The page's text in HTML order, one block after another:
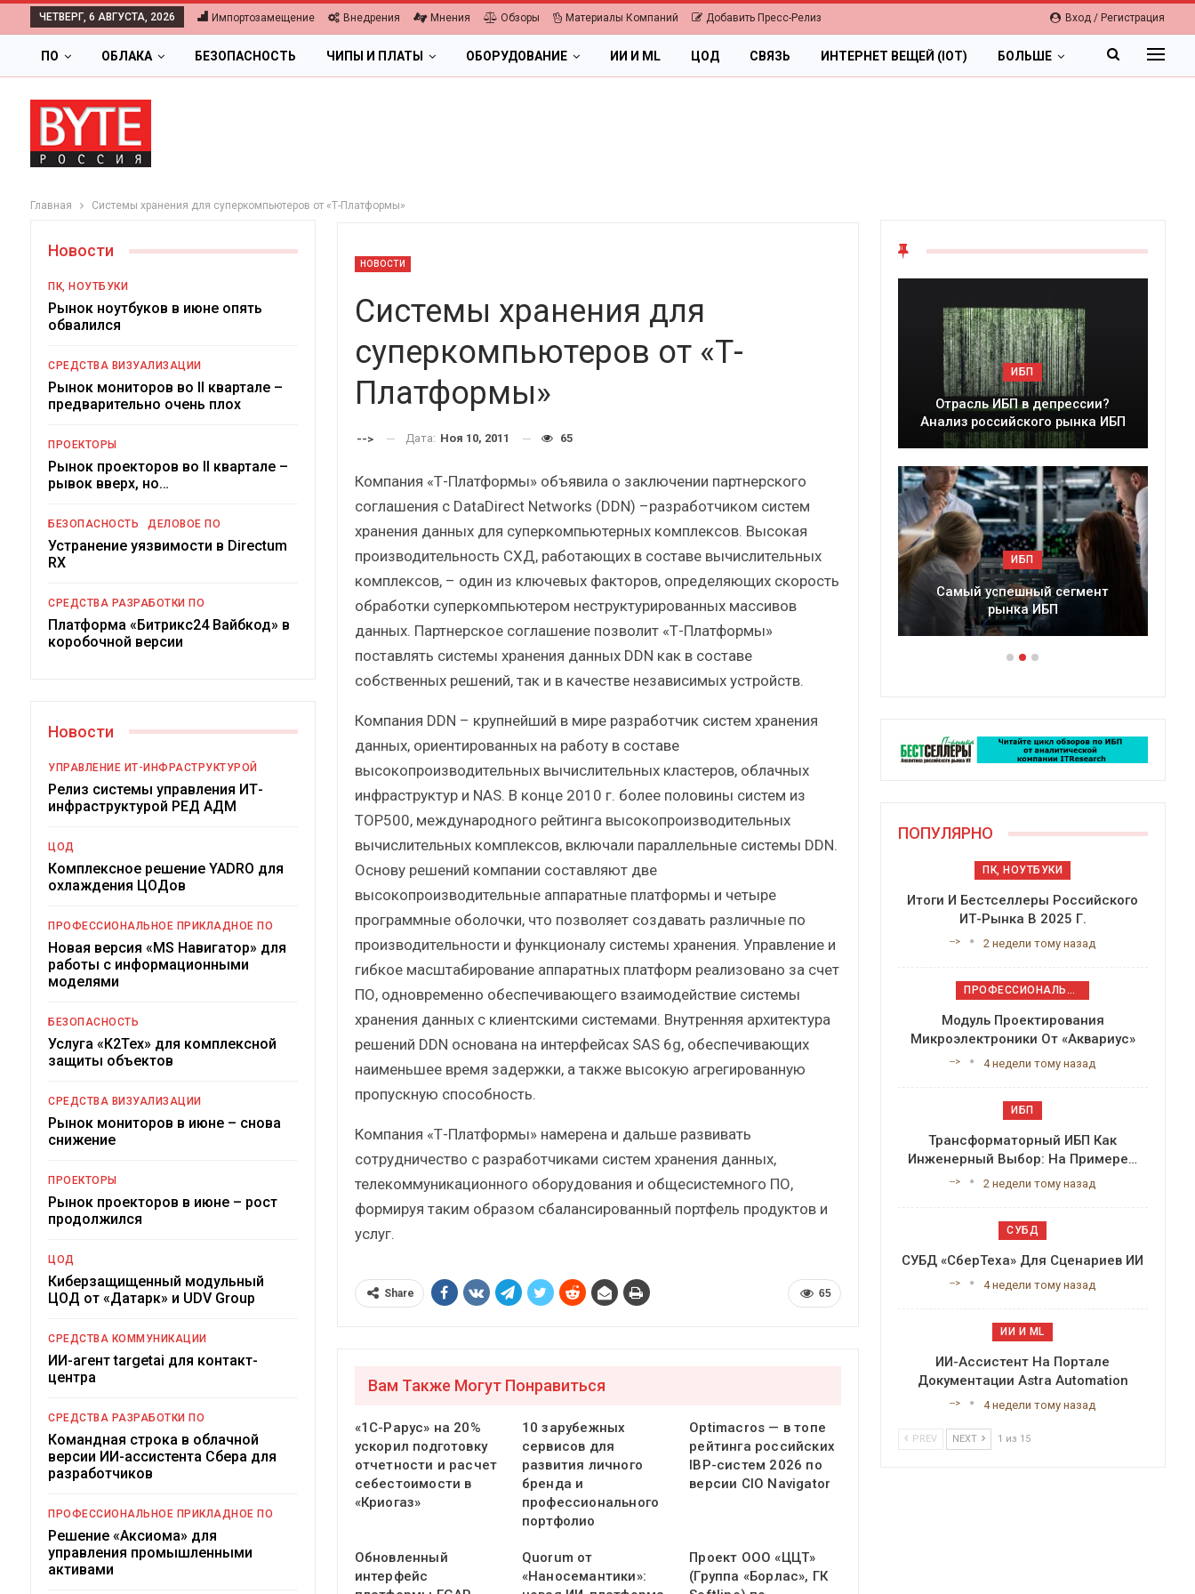
Вход / Регистрация
ЧЕТВЕРГ, 6 АВГУСТА, 2026 Импортозамещение Внедрения Мнения Обзоры Материалы Компаний Добавить Пресс-Релиз
ПО ОБЛАКА БЕЗОПАСНОСТЬ ЧИПЫ И ПЛАТЫ ОБОРУДОВАНИЕ ИИ И ML ЦОД СВЯЗЬ ИНТЕРНЕТ ВЕЩЕЙ (IOT) БОЛЬШЕ
Главная Системы хранения для суперкомпьютеров от «Т-Платформы»
НОВОСТИ
Системы хранения для
суперкомпьютеров от «Т-
Платформы»
--> Дата: Ноя 10, 2011 65
Компания «Т-Платформы» объявила о заключении партнерского
соглашения с DataDirect Networks (DDN) –разработчиком систем
хранения данных для суперкомпьютерных комплексов. Высокая
производительность СХД, работающих в составе вычислительных
комплексов, – один из ключевых факторов, определяющих скорость
обработки суперкомпьютером неструктурированных массивов
данных. Партнерское соглашение позволит «Т-Платформы»
поставлять системы хранения данных DDN как в составе
собственных решений, так и в качестве независимых устройств.
Компания DDN – крупнейший в мире разработчик систем хранения
данных, ориентированных на работу в составе
высокопроизводительных вычислительных кластеров, облачных
инфраструктур и NAS. В конце 2010 г. более половины систем из
TOP500, международного рейтинга высокопроизводительных
вычислительных комплексов, включали параллельные системы DDN.
Основу решений компании составляют две
высокопроизводительные аппаратные платформы и четыре
программные оболочки, что позволяет создавать различные по
производительности и функционалу системы хранения. Управление и
гибкое масштабирование аппаратных платформ реализовано за счет
ПО, одновременно обеспечивающего взаимодействие системы
хранения данных с клиентскими системами. Внутренняя архитектура
решений DDN основана на интерфейсах SAS 6g, обеспечивающих
наименьшее время задержки, а также высокую агрегированную
пропускную способность.
Компания «Т-Платформы» намерена и дальше развивать
сотрудничество с разработчиками систем хранения данных,
телекоммуникационного оборудования и общесистемного ПО,
формируя таким образом сбалансированный портфель продуктов и
услуг.
65
Share
Вам Также Могут Понравиться
«1С-Рарус» на 20%
ускорил подготовку
отчетности и расчет
себестоимости в
«Криогаз»
10 зарубежных
сервисов для
развития личного
бренда и
профессионального
портфолио
Optimacros — в топе
рейтинга российских
IBP-систем 2026 по
версии CIO Navigator
Обновленный
интерфейс
Quorum от
«Наносемантики»:
Проект ООО «ЦЦТ»
(Группа «Борлас», ГК
Новости
ПК, НОУТБУКИ
Рынок ноутбуков в июне опять
обвалился
СРЕДСТВА ВИЗУАЛИЗАЦИИ
Рынок мониторов во II квартале –
предварительно очень плох
ПРОЕКТОРЫ
Рынок проекторов во II квартале –
рывок вверх, но…
БЕЗОПАСНОСТЬ ДЕЛОВОЕ ПО
Устранение уязвимости в Directum
RX
СРЕДСТВА РАЗРАБОТКИ ПО
Платформа «Битрикс24 Вайбкод» в
коробочной версии
Новости
УПРАВЛЕНИЕ ИТ-ИНФРАСТРУКТУРОЙ
Релиз системы управления ИТ-
инфраструктурой РЕД АДМ
ЦОД
Комплексное решение YADRO для
охлаждения ЦОДов
ПРОФЕССИОНАЛЬНОЕ ПРИКЛАДНОЕ ПО
Новая версия «MS Навигатор» для
работы с информационными
моделями
БЕЗОПАСНОСТЬ
Услуга «К2Тех» для комплексной
защиты объектов
СРЕДСТВА ВИЗУАЛИЗАЦИИ
Рынок мониторов в июне – снова
снижение
ПРОЕКТОРЫ
Рынок проекторов в июне – рост
продолжился
ЦОД
Киберзащищенный модульный
ЦОД от «Датарк» и UDV Group
СРЕДСТВА КОММУНИКАЦИИ
ИИ-агент targetai для контакт-
центра
СРЕДСТВА РАЗРАБОТКИ ПО
Командная строка в облачной
версии ИИ-ассистента Сбера для
разработчиков
ПРОФЕССИОНАЛЬНОЕ ПРИКЛАДНОЕ ПО
Решение «Аксиома» для
управления промышленными
активами
ОБЛАКА
Цифровая экономика 2026.
Краткий статистический
ИБП
Подкосят ли глобальные угрозы
российский рынок ИБП?
ИБП
Отрасль ИБП в депрессии?
Часть II.
ИБП
Отрасль ИБП в депрессии?
Анализ российского рынка ИБП
ИБП
Самый успешный сегмент
рынка ИБП
ПОПУЛЯРНО
ПК, НОУТБУКИ
Итоги И Бестселлеры Российского
ИТ-Рынка В 2025 Г.
--> 2 недели тому назад
ПРОФЕССИОНАЛЬНОЕ ПРИКЛАДНОЕ ПО
Модуль Проектирования
Микроэлектроники От «Аквариус»
--> 4 недели тому назад
ИБП
Трансформаторный ИБП Как
Инженерный Выбор: На Примере…
--> 2 недели тому назад
СУБД
СУБД «СберТеха» Для Сценариев ИИ
--> 4 недели тому назад
ИИ И ML
ИИ-Ассистент На Портале
Документации Astra Automation
--> 4 недели тому назад
PREV NEXT 1 из 15